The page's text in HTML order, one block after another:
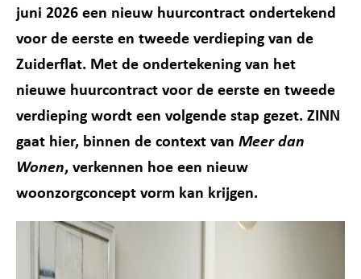
juni 2026 een nieuw huurcontract ondertekend
voor de eerste en tweede verdieping van de
Zuiderflat. Met de ondertekening van het
nieuwe huurcontract voor de eerste en tweede
verdieping wordt een volgende stap gezet. ZINN
gaat hier, binnen de context van Meer dan
Wonen, verkennen hoe een nieuw
woonzorgconcept vorm kan krijgen.